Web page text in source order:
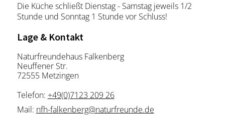
Die Küche schließt Dienstag - Samstag jeweils 1/2
Stunde und Sonntag 1 Stunde vor Schluss!
Lage & Kontakt
Naturfreundehaus Falkenberg
Neuffener Str.
72555 Metzingen
Telefon: +49(0)7123 209 26
Mail: nfh-falkenberg@naturfreunde.de